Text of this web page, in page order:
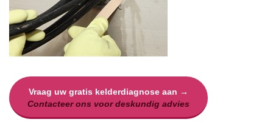
Vraag uw gratis kelderdiagnose aan →
Contacteer ons voor deskundig advies